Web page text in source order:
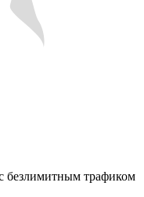
безлимитным трафиком